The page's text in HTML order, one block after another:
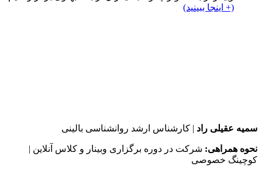
(+ اینجا ببینید)
سمیه عقیلی راد | کارشناس ارشد روانشناسی بالینی
نحوه همراهی: شرکت در دوره برگزاری وبینار و کلاس آنلاین |
کوچینگ خصوصی